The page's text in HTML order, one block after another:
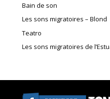
Bain de son
Les sons migratoires – Blond
Teatro
Les sons migratoires de